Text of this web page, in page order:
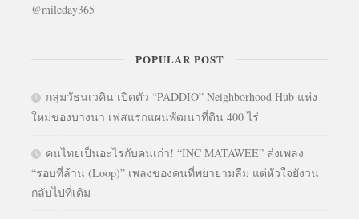
@mileday365
POPULAR POST
กลุ่มวัธนเวคิน เปิดตัว “PADDIO” Neighborhood Hub แห่ง
ใหม่ของบางนา เฟสแรกแผนพัฒนาที่ดิน 400 ไร่
คนไทยเป็นอะไรกับคนเก่า! “INC MATAWEE” ส่งเพลง
“รอบที่ล้าน (Loop)” เพลงของคนที่พยายามลืม แต่หัวใจยังวน
กลับไปที่เดิม